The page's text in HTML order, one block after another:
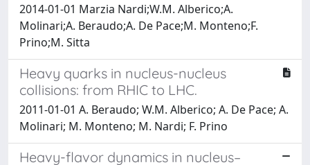
2014-01-01 Marzia Nardi;W.M. Alberico;A.
Molinari;A. Beraudo;A. De Pace;M. Monteno;F.
Prino;M. Sitta
Heavy quarks in nucleus-nucleus
collisions: from RHIC to LHC.
2011-01-01 A. Beraudo; W.M. Alberico; A. De Pace; A.
Molinari; M. Monteno; M. Nardi; F. Prino
Heavy-flavor dynamics in nucleus–